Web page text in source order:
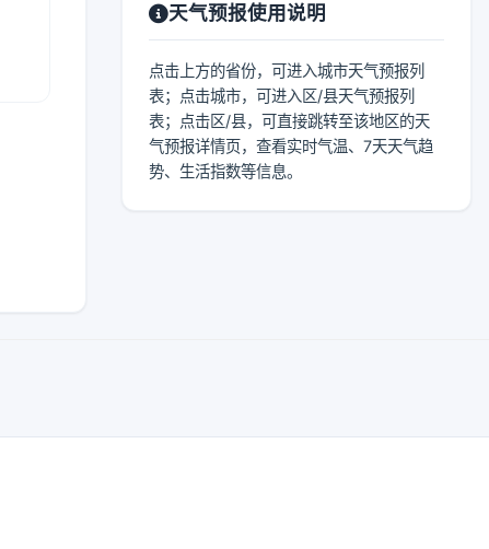
天气预报使用说明
点击上方的省份，可进入城市天气预报列
表；点击城市，可进入区/县天气预报列
表；点击区/县，可直接跳转至该地区的天
气预报详情页，查看实时气温、7天天气趋
势、生活指数等信息。